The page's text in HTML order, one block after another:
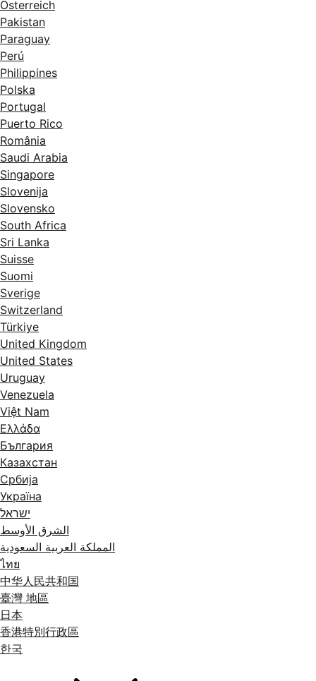
Österreich
Pakistan
Paraguay
Perú
Philippines
Polska
Portugal
Puerto Rico
România
Saudi Arabia
Singapore
Slovenija
Slovensko
South Africa
Sri Lanka
Suisse
Suomi
Sverige
Switzerland
Türkiye
United Kingdom
United States
Uruguay
Venezuela
Việt Nam
Ελλάδα
България
Казахстан
Србија
Україна
ישראל
الشرق الأوسط
المملكة العربية السعودية
ไทย
中华人民共和国
臺灣 地區
日本
香港特別行政區
한국